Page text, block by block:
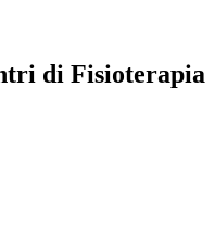
di Fisioterapia